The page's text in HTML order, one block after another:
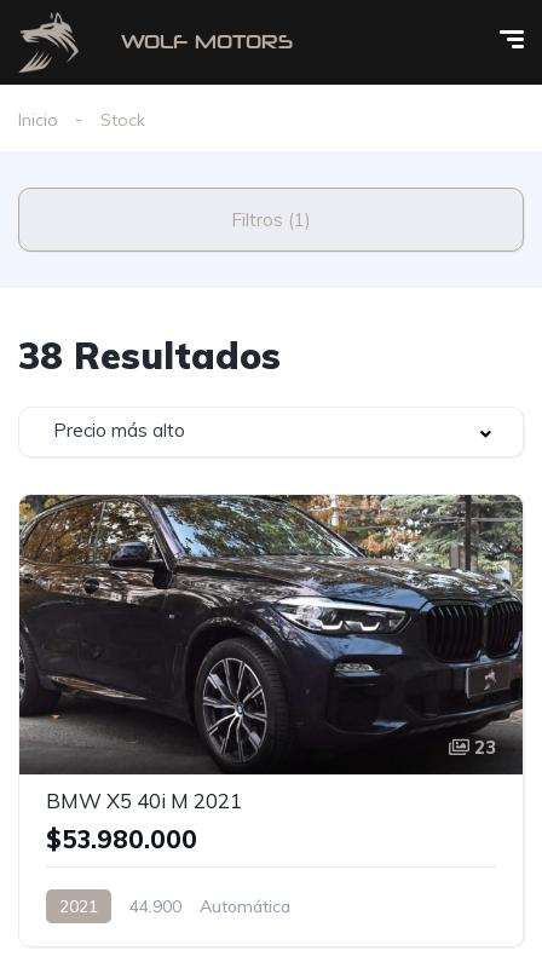
Inicio Stock
Filtros (1)
38 Resultados
Precio más alto
23
BMW X5 40i M 2021
$53.980.000
2021 44.900 Automática